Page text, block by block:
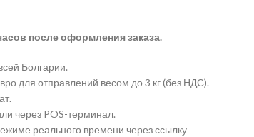
после оформления заказа.
Болгарии.
для отправлений весом до 3 кг (без НДС).
через POS-терминал.
реального времени через ссылку